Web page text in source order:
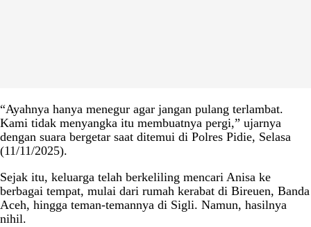
“Ayahnya hanya menegur agar jangan pulang terlambat.
Kami tidak menyangka itu membuatnya pergi,” ujarnya
dengan suara bergetar saat ditemui di Polres Pidie, Selasa
(11/11/2025).
Sejak itu, keluarga telah berkeliling mencari Anisa ke
berbagai tempat, mulai dari rumah kerabat di Bireuen, Banda
Aceh, hingga teman-temannya di Sigli. Namun, hasilnya
nihil.